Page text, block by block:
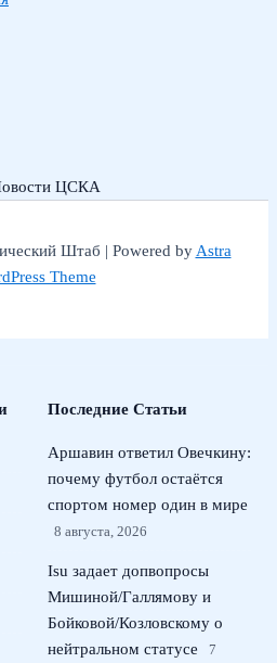
ЦСКА
Штаб | Powered byAstra
Theme
Последние Статьи
Аршавин ответил Овечкину:
почему футбол остаётся
спортом номер один в мире
8 августа, 2026
Isu задает допвопросы
Мишиной/Галлямову и
Бойковой/Козловскому о
нейтральном статусе
7